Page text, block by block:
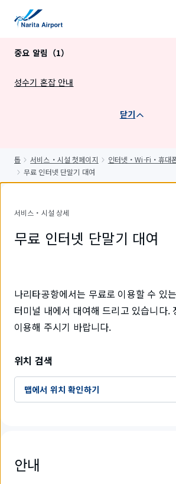
중요 알림（1）
성수기 혼잡 안내
닫기
톱 서비스・시설 첫페이지
인터넷・Wi-Fi・휴대
무료 인터넷 단말기 대여
서비스・시설 상세
무료 인터넷 단말기 대여
나리타공항에서는 무료로 이용할 수 있
터미널 내에서 대여해 드리고 있습니다.
이용해 주시기 바랍니다.
위치 검색
맵에서 위치 확인하기
안내